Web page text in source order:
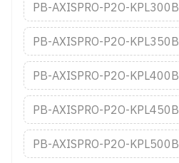
PB-AXISPRO-P2O-KPL300B
PB-AXISPRO-P2O-KPL350B
PB-AXISPRO-P2O-KPL400B
PB-AXISPRO-P2O-KPL450B
PB-AXISPRO-P2O-KPL500B